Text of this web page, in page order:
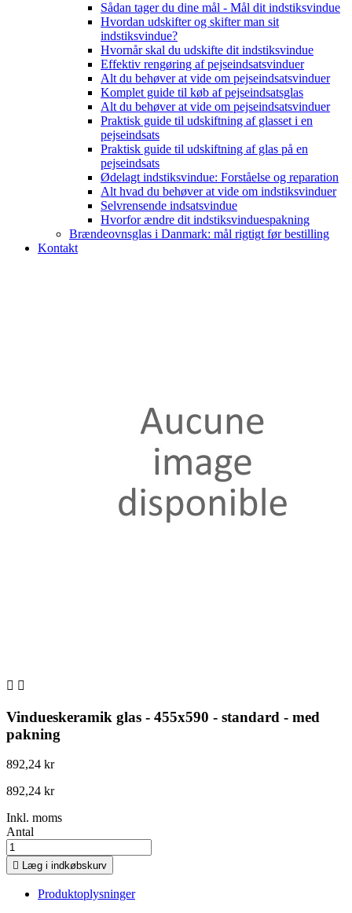
Sådan tager du dine mål - Mål dit indstiksvindue
Hvordan udskifter og skifter man sit
indstiksvindue?
Hvornår skal du udskifte dit indstiksvindue
Effektiv rengøring af pejseindsatsvinduer
Alt du behøver at vide om pejseindsatsvinduer
Komplet guide til køb af pejseindsatsglas
Alt du behøver at vide om pejseindsatsvinduer
Praktisk guide til udskiftning af glasset i en
pejseindsats
Praktisk guide til udskiftning af glas på en
pejseindsats
Ødelagt indstiksvindue: Forståelse og reparation
Alt hvad du behøver at vide om indstiksvinduer
Selvrensende indsatsvindue
Hvorfor ændre dit indstiksvinduespakning
Brændeovnsglas i Danmark: mål rigtigt før bestilling
Kontakt
 
Vindueskeramik glas - 455x590 - standard - med
pakning
892,24 kr
892,24 kr
Inkl. moms
Antal
 Læg i indkøbskurv
Produktoplysninger